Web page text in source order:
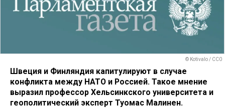
© Kotivalo / CC0
Швеция и Финляндия капитулируют в случае
конфликта между НАТО и Россией. Такое мнение
выразил профессор Хельсинкского университета и
геополитический эксперт Туомас Малинен.